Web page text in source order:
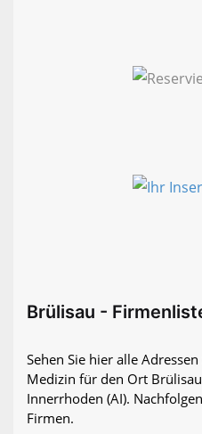
Brülisau -
Sehen Sie hier alle
Medizin für den Ort
Innerrhoden (AI).
Firmen.